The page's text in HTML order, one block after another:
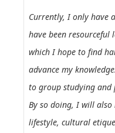
Currently, I only have
have been
which I hope to find
advance my
to group studying
By so doing, I will
lifestyle, cultural